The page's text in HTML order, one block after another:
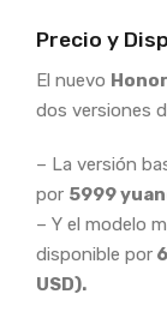
Precio y
El nuevo
dos versiones
– La versión
por 5999
– Y el modelo
disponible por
USD).